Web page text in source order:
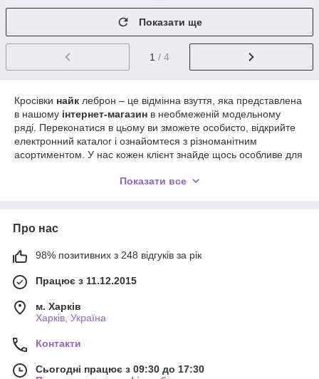
Показати ще
1 / 4
Кросівки найк леброн – це відмінна взуття, яка представлена
в нашому інтернет-магазин в необмеженій модельному
ряді. Переконатися в цьому ви зможете особисто, відкрийте
електронний каталог і ознайомтеся з різноманітним
асортиментом. У нас кожен клієнт знайде щось особливе для
цінуєш комфорт і протекцію, тоді зупинити свій вибір на даній
У них ваша стопа буде міцно зафіксована без почуття
боку: прекрасна амортизація, стійкість і тракція. Задник і
забезпечить максимальний комфорт. На нашому сайті можна
Відмінності полягають в текстурі підошви і її рельєфі. У будь-
якому випадку ви будете почувати себе максимально
комфортно і захищено. Також деякі екземпляри доповнені
спеціальними ремінцями, липучками і шнурками, за
допомогою яких ви зможете регулювати розмір взуття за
Показати все
Про нас
98% позитивних з 248 відгуків за рік
Працює з 11.12.2015
м. Харків
Харків, Україна
Контакти
Сьогодні працює з 09:30 до 17:30